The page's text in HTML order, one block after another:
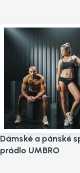
Dámské a pánské
prádlo UMBRO